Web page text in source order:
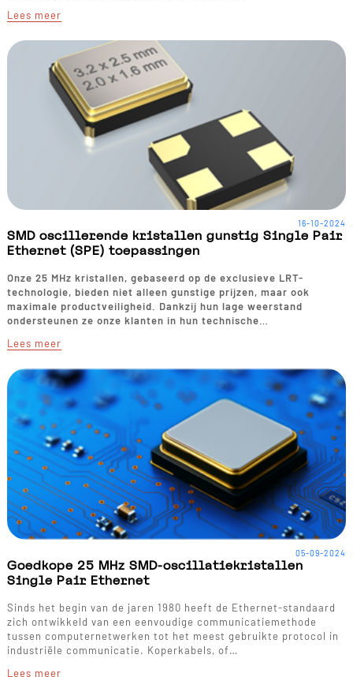
Lees meer
SMD oscillerende kristallen gunstig Single Pair
Ethernet (SPE) toepassingen
Onze 25 MHz kristallen, gebaseerd op de exclusieve LRT-
technologie, bieden niet alleen gunstige prijzen, maar ook
maximale productveiligheid. Dankzij hun lage weerstand
ondersteunen ze onze klanten in hun technische…
Lees meer
16-10-2024
Goedkope 25 MHz SMD-oscillatiekristallen
Single Pair Ethernet
Sinds het begin van de jaren 1980 heeft de Ethernet-standaard
zich ontwikkeld van een eenvoudige communicatiemethode
tussen computernetwerken tot het meest gebruikte protocol in
industriële communicatie. Koperkabels, of…
Lees meer
05-09-2024